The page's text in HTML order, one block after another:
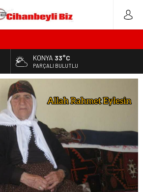
şekilde Can Verdi
oksijen tüpünün patlaması sonucu hayatını
2 kişi ile yaralanan 2 kişinin kimlikleri
TİCARİ ARAÇ TAKLA ATTI: 2’Sİ ÇOCUK, 3
Yaralanmıştı, Tedavi gördüğü Hastanede
Kemal Tekin Sahada Ziyaretlerini
KONYA 33°C
PARÇALI BULUTLU